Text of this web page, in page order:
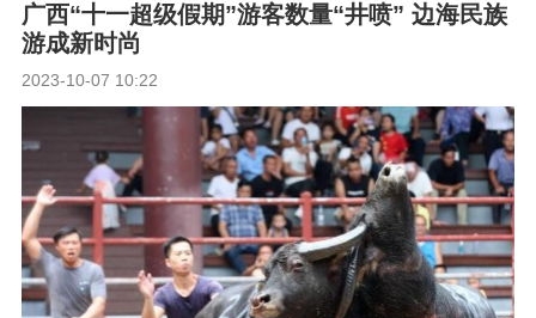
广西“十一超级假期”游客数量“井喷” 边海民族
游成新时尚
2023-10-07 10:22